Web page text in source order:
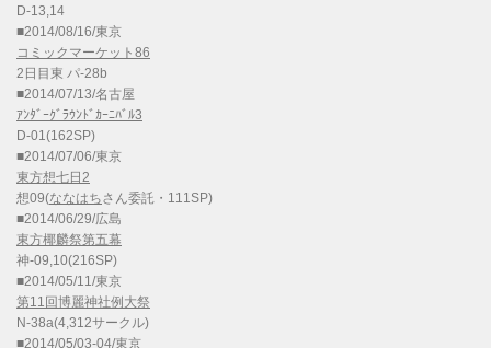
D-13,14
■2014/08/16/東京
コミックマーケット86
2日目東 パ-28b
■2014/07/13/名古屋
ｱﾝﾀﾞｰｸﾞﾗｳﾝﾄﾞｶｰﾆﾊﾞﾙ3
D-01(162SP)
■2014/07/06/東京
東方想七日2
想09(ななはちさん委託・111SP)
■2014/06/29/広島
東方椰麟祭第五幕
神-09,10(216SP)
■2014/05/11/東京
第11回博麗神社例大祭
N-38a(4,312サークル)
■2014/05/03-04/東京